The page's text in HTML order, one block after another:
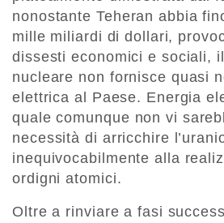
nonostante Teheran abbia
mille miliardi di dollari,
dissesti economici e sociali,
nucleare non fornisce quasi
elettrica al Paese. Energia
quale comunque non vi
necessità di arricchire
inequivocabilmente alla
ordigni atomici.
Oltre a rinviare a fasi